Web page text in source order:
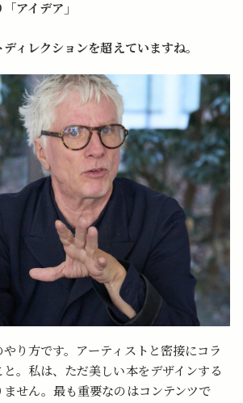
アイデア」
ディレクションを超えていますね。
り方です。アーティストと密接にコラ
。私は、ただ美しい本をデザインする
ません。最も重要なのはコンテンツで